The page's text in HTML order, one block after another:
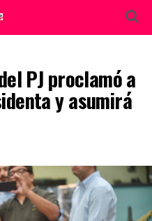
PJ proclamó a
y asumirá